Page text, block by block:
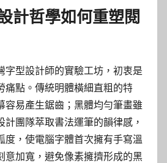
計哲學如何重塑閱
字型設計師的實驗工坊，初衷是
痛點。傳統明體橫細直粗的特
容易產生鋸齒；黑體均勻筆畫雖
計團隊萃取書法運筆的韻律感，
度，使電腦字體首次擁有手寫溫
意加寬，避免像素擁擠形成的黑